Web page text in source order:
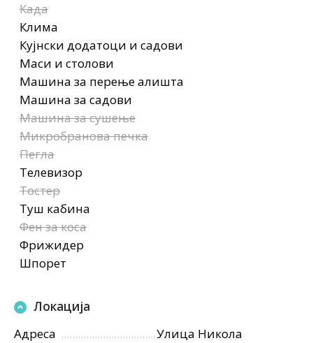
Када
Клима
Кујнски додатоци и садови
Маси и столови
Машина за перење алишта
Машина за садови
Машина за сушење
Микробранова печка
Пегла
Телевизор
Тостер
Туш кабина
Фен за коса
Фрижидер
Шпорет
Локација
Адреса
Улица Никола